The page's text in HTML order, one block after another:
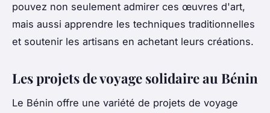
pouvez non seulement admirer ces œuvres d'art,
mais aussi apprendre les techniques traditionnelles
et soutenir les artisans en achetant leurs créations.
Les projets de voyage solidaire au Bénin
Le Bénin offre une variété de projets de voyage